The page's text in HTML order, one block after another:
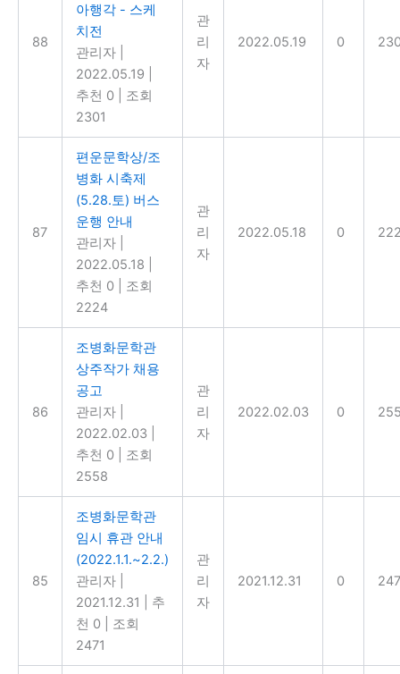
88
아행각 - 스케
치전
관리자
2022.05.19
추천 0
조회
2301
관
리
자
2022.05.19 0
87
편운문학상/조
병화 시축제
(5.28.토) 버스
운행 안내
관리자
2022.05.18
추천 0
조회
2224
관
리
자
2022.05.18 0
86
조병화문학관
상주작가 채용
공고
관리자
2022.02.03
추천 0
조회
2558
관
리
자
2022.02.03 0
85
조병화문학관
임시 휴관 안내
(2022.1.1.~2.2.)
관리자
2021.12.31
추
천 0
조회
2471
관
리
자
2021.12.31 0